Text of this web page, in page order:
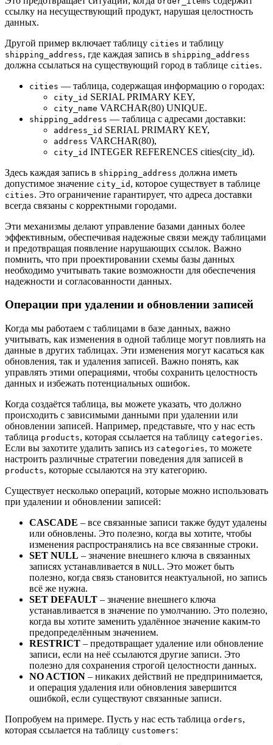
ссылку на несуществующий продукт, нарушая целостность
данных.
Другой пример включает таблицу cities и таблицу
shipping_address, где каждая запись в shipping_address
должна ссылаться на существующий город в таблице cities.
cities — таблица, содержащая информацию о городах:
city_id SERIAL PRIMARY KEY,
city_name VARCHAR(80) UNIQUE.
shipping_address — таблица с адресами доставки:
address_id SERIAL PRIMARY KEY,
address VARCHAR(80),
city_id INTEGER REFERENCES cities(city_id).
Здесь каждая запись в shipping_address должна иметь
допустимое значение city_id , которое существует в таблице
cities. Это ограничение гарантирует, что адреса доставки
всегда связаны с корректными городами.
Эти механизмы делают управление базами данных более
эффективным, обеспечивая надежные связи между таблицами
и предотвращая появление нарушающих ссылок. Важно
помнить, что при проектировании схемы базы данных
необходимо учитывать такие возможности для обеспечения
надежности и согласованности данных.
Операции при удалении и обновлении записей
Когда мы работаем с таблицами в базе данных, важно
учитывать, как изменения в одной таблице могут повлиять на
данные в других таблицах. Эти изменения могут касаться как
обновления, так и удаления записей. Важно понять, как
управлять этими операциями, чтобы сохранить целостность
данных и избежать потенциальных ошибок.
Когда создаётся таблица, вы можете указать, что должно
происходить с зависимыми данными при удалении или
обновлении записей. Например, представьте, что у нас есть
таблица products, которая ссылается на таблицу categories.
Если вы захотите удалить запись из categories, то можете
настроить различные стратегии поведения для записей в
products, которые ссылаются на эту категорию.
Существует несколько операций, которые можно использовать
при удалении и обновлении записей:
CASCADE – все связанные записи также будут удалены
или обновлены. Это полезно, когда вы хотите, чтобы
изменения распространялись на все связанные строки.
SET NULL – значение внешнего ключа в связанных
записях устанавливается в NULL. Это может быть
полезно, когда связь становится неактуальной, но запись
всё же нужна.
SET DEFAULT – значение внешнего ключа
устанавливается в значение по умолчанию. Это полезно,
когда вы хотите заменить удалённое значение каким-то
предопределённым значением.
RESTRICT – предотвращает удаление или обновление
записи, если на неё ссылаются другие записи. Это
полезно для сохранения строгой целостности данных.
NO ACTION – никаких действий не предпринимается,
и операция удаления или обновления завершится
ошибкой, если существуют связанные записи.
Попробуем на примере. Пусть у нас есть таблица orders,
которая ссылается на таблицу customers: